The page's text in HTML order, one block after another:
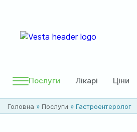
Послуги Лікарі Ціни
Головна » Послуги » Гастроентеролог